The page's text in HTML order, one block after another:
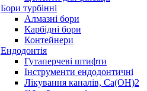
Бори турбінні
Алмазні бори
Карбідні бори
Контейнери
Ендодонтія
Гутаперчеві штифти
Інструменти ендодонтичні
Лікування каналів, Ca(OH)2